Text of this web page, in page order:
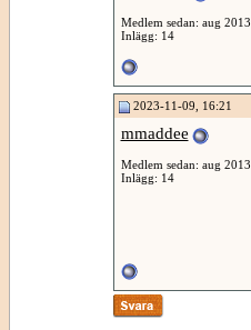
Medlem sedan: aug 2013
Inlägg: 14
2023-11-09, 16:21
mmaddee
Medlem sedan: aug 2013
Inlägg: 14